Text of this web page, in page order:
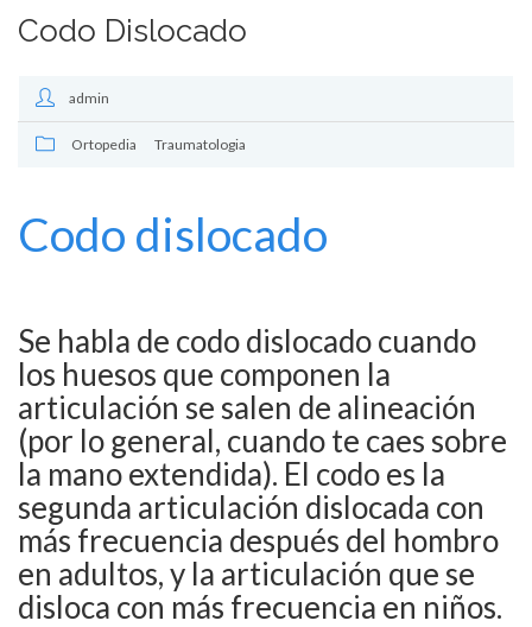
Codo Dislocado
admin
Ortopedia Traumatologia
Codo dislocado
Se habla de codo dislocado cuando
los huesos que componen la
articulación se salen de alineación
(por lo general, cuando te caes sobre
la mano extendida). El codo es la
segunda articulación dislocada con
más frecuencia después del hombro
en adultos, y la articulación que se
disloca con más frecuencia en niños.